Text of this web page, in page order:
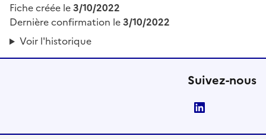
Fiche créée le3/10/2022
Dernière confirmation le3/10/2022
Voir l'historique
Suivez-nous